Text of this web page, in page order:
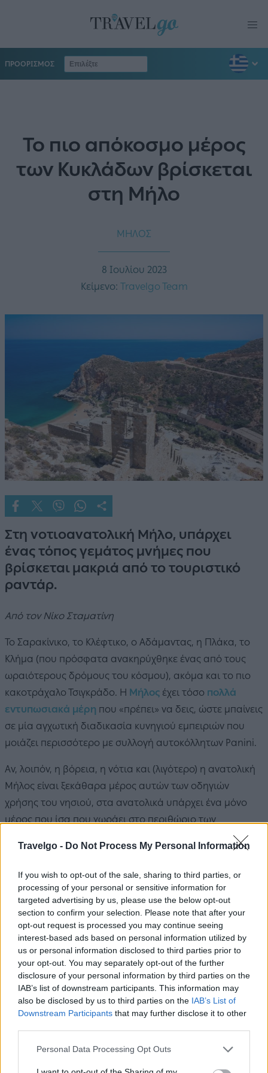
Travelgo - Do Not Process My Personal Information
If you wish to opt-out of the sale, sharing to third parties, or
processing of your personal or sensitive information for
targeted advertising by us, please use the below opt-out
section to confirm your selection. Please note that after your
opt-out request is processed you may continue seeing
interest-based ads based on personal information utilized by
us or personal information disclosed to third parties prior to
your opt-out. You may separately opt-out of the further
disclosure of your personal information by third parties on the
IAB’s list of downstream participants. This information may
also be disclosed by us to third parties on the IAB’s List of
Downstream Participants that may further disclose it to other
Please note that this website/app uses one or more Google
Personal Data Processing Opt Outs
ΠΡΟΟΡΙΣΜΟΣ
Το πιο απόκοσμο μέρος
των Κυκλάδων βρίσκεται
στη Μήλο
ΜΗΛΟΣ
8 Ιουλίου 2023
Κείμενο: Travelgo Team
Στη νοτιοανατολική Μήλο, υπάρχει
ένας τόπος γεμάτος μνήμες που
βρίσκεται μακριά από το τουριστικό
ραντάρ.
Από τον Νίκο Σταματίνη
Το Σαρακίνικο, το Κλέφτικο, ο Αδάμαντας, η Πλάκα, το
Κλήμα (που πρόσφατα ανακηρύχθηκε ένας από τους
ωραιότερους δρόμους του κόσμου), ακόμα και το πιο
κακοτράχαλο Τσιγκράδο. Η Μήλος έχει τόσο πολλά
εντυπωσιακά μέρη που «πρέπει» να δεις, ώστε μπαίνεις
σε μία αγχωτική διαδικασία κυνηγιού εμπειριών που
μοιάζει περισσότερο με συλλογή αυτοκόλλητων Panini.
Αν, λοιπόν, η βόρεια, η νότια και (λιγότερο) η ανατολική
Μήλος είναι ξεκάθαρα μέρος αυτών των οδηγιών
χρήσης του νησιού, στα ανατολικά υπάρχει ένα μόνο
μέρος που ίσα που χωράει στο περιθώριο των
τουριστικών οδηγών. Πρόκειται για το μέρος όπου
άλλοτε βρίσκονταν ταθειωρυχεία της Μήλου. Ένα
μέρος που κερδίζει το μεγαλύτερο μέρος της γοητείας
του ακριβώς επειδή είναι αναξιοποίητο.